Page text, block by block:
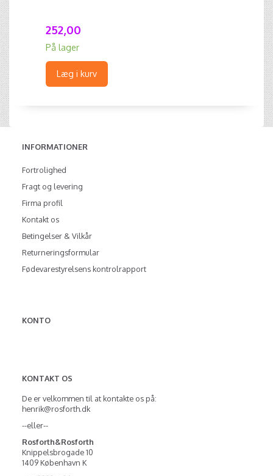
252,00
På lager
Læg i kurv
INFORMATIONER
Fortrolighed
Fragt og levering
Firma profil
Kontakt os
Betingelser & Vilkår
Returneringsformular
Fødevarestyrelsens kontrolrapport
KONTO
KONTAKT OS
De er velkommen til at kontakte os på:
henrik@rosforth.dk
--eller--
Rosforth&Rosforth
Knippelsbrogade 10
1409 København K